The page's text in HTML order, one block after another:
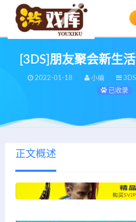
[3DS]朋友聚会新生
2022-01-18 小编
已收录
正文概述